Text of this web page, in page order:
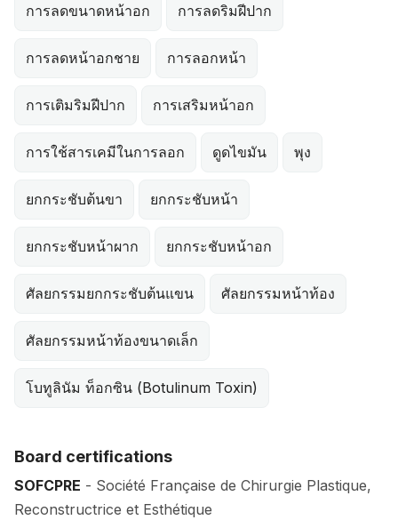
การลดขนาดหน้าอก การลดริมฝีปาก
การลดหน้าอกชาย การลอกหน้า
การเติมริมฝีปาก การเสริมหน้าอก
การใช้สารเคมีในการลอก ดูดไขมัน พุง
ยกกระชับต้นขา ยกกระชับหน้า
ยกกระชับหน้าผาก ยกกระชับหน้าอก
ศัลยกรรมยกกระชับต้นแขน ศัลยกรรมหน้าท้อง
ศัลยกรรมหน้าท้องขนาดเล็ก
โบทูลินัม ท็อกซิน (Botulinum Toxin)
Board certifications
SOFCPRE - Société Française de Chirurgie Plastique,
Reconstructrice et Esthétique